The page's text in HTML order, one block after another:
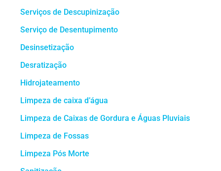
Serviços de Descupinização
Serviço de Desentupimento
Desinsetização
Desratização
Hidrojateamento
Limpeza de caixa d’água
Limpeza de Caixas de Gordura e Águas Pluviais
Limpeza de Fossas
Limpeza Pós Morte